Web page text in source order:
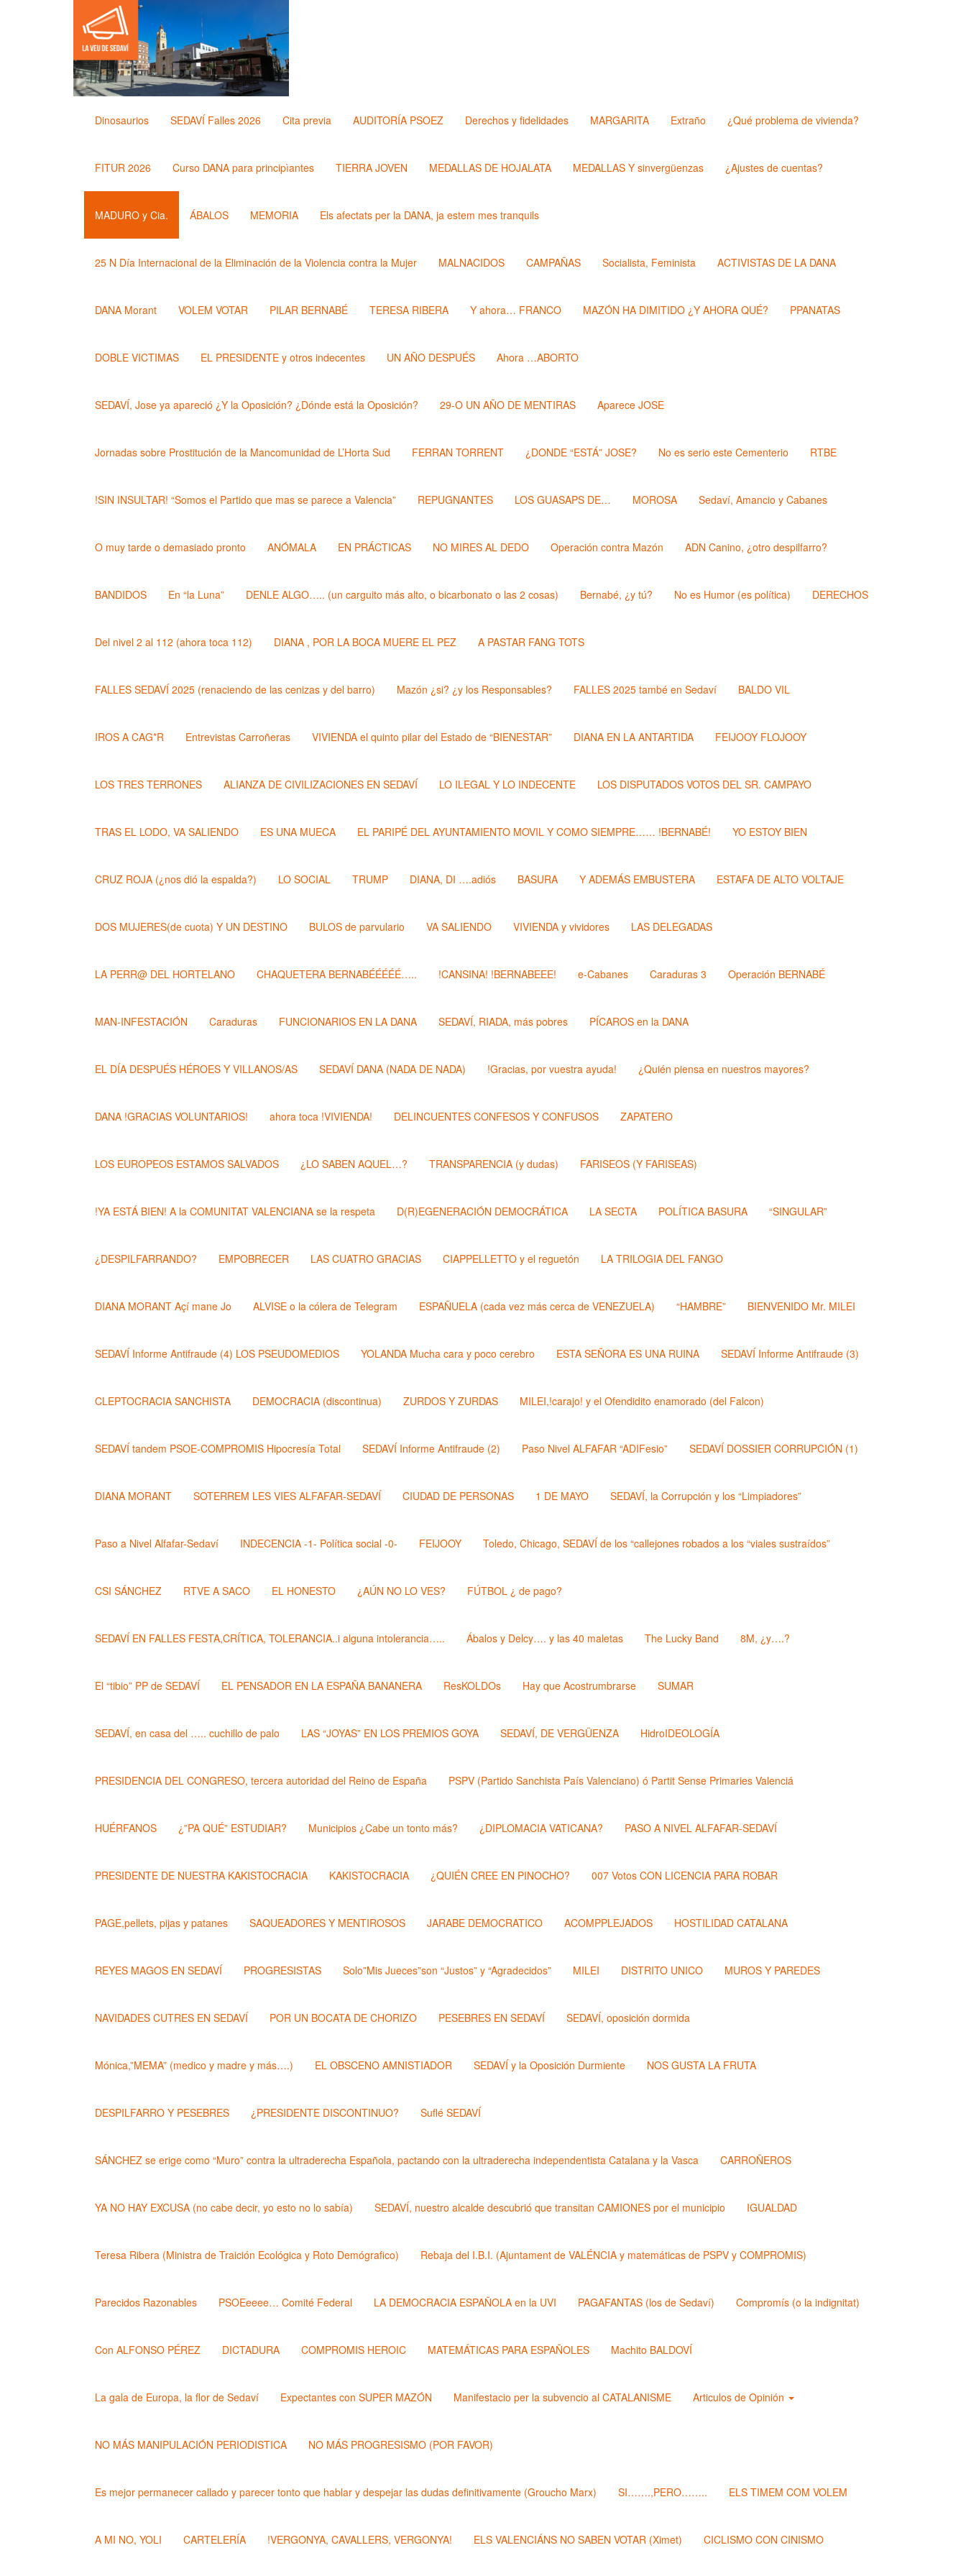
Dinosaurios SEDAVÍ Falles 2026 Cita previa AUDITORÍA PSOEZ Derechos y fidelidades MARGARITA Extraño ¿Qué problema de vivienda?
FITUR 2026 Curso DANA para principìantes TIERRA JOVEN MEDALLAS DE HOJALATA MEDALLAS Y sinvergüenzas ¿Ajustes de cuentas?
MADURO y Cia. ÁBALOS MEMORIA Els afectats per la DANA, ja estem mes tranquils
25 N Día Internacional de la Eliminación de la Violencia contra la Mujer MALNACIDOS CAMPAÑAS Socialista, Feminista ACTIVISTAS DE LA DANA
DANA Morant VOLEM VOTAR PILAR BERNABÉ TERESA RIBERA Y ahora… FRANCO MAZÓN HA DIMITIDO ¿Y AHORA QUÉ? PPANATAS
DOBLE VICTIMAS EL PRESIDENTE y otros indecentes UN AÑO DESPUÉS Ahora …ABORTO
SEDAVÍ, Jose ya apareció ¿Y la Oposición? ¿Dónde está la Oposición? 29-O UN AÑO DE MENTIRAS Aparece JOSE
Jornadas sobre Prostitución de la Mancomunidad de L’Horta Sud FERRAN TORRENT ¿DONDE “ESTÁ” JOSE? No es serio este Cementerio RTBE
!SIN INSULTAR! “Somos el Partido que mas se parece a Valencia” REPUGNANTES LOS GUASAPS DE… MOROSA Sedaví, Amancio y Cabanes
O muy tarde o demasiado pronto ANÓMALA EN PRÁCTICAS NO MIRES AL DEDO Operación contra Mazón ADN Canino, ¿otro despilfarro?
BANDIDOS En “la Luna” DENLE ALGO….. (un carguito más alto, o bicarbonato o las 2 cosas) Bernabé, ¿y tú? No es Humor (es política) DERECHOS
Del nivel 2 al 112 (ahora toca 112) DIANA , POR LA BOCA MUERE EL PEZ A PASTAR FANG TOTS
FALLES SEDAVÍ 2025 (renaciendo de las cenizas y del barro) Mazón ¿si? ¿y los Responsables? FALLES 2025 també en Sedaví BALDO VIL
IROS A CAG*R Entrevistas Carroñeras VIVIENDA el quinto pilar del Estado de “BIENESTAR” DIANA EN LA ANTARTIDA FEIJOOY FLOJOOY
LOS TRES TERRONES ALIANZA DE CIVILIZACIONES EN SEDAVÍ LO ILEGAL Y LO INDECENTE LOS DISPUTADOS VOTOS DEL SR. CAMPAYO
TRAS EL LODO, VA SALIENDO ES UNA MUECA EL PARIPÉ DEL AYUNTAMIENTO MOVIL Y COMO SIEMPRE…… !BERNABÉ! YO ESTOY BIEN
CRUZ ROJA (¿nos dió la espalda?) LO SOCIAL TRUMP DIANA, DI ….adiós BASURA Y ADEMÁS EMBUSTERA ESTAFA DE ALTO VOLTAJE
DOS MUJERES(de cuota) Y UN DESTINO BULOS de parvulario VA SALIENDO VIVIENDA y vividores LAS DELEGADAS
LA PERR@ DEL HORTELANO CHAQUETERA BERNABÉÉÉÉÉ….. !CANSINA! !BERNABEEE! e-Cabanes Caraduras 3 Operación BERNABÉ
MAN-INFESTACIÓN Caraduras FUNCIONARIOS EN LA DANA SEDAVÍ, RIADA, más pobres PÍCAROS en la DANA
EL DÍA DESPUÉS HÉROES Y VILLANOS/AS SEDAVÍ DANA (NADA DE NADA) !Gracias, por vuestra ayuda! ¿Quién piensa en nuestros mayores?
DANA !GRACIAS VOLUNTARIOS! ahora toca !VIVIENDA! DELINCUENTES CONFESOS Y CONFUSOS ZAPATERO
LOS EUROPEOS ESTAMOS SALVADOS ¿LO SABEN AQUEL…? TRANSPARENCIA (y dudas) FARISEOS (Y FARISEAS)
!YA ESTÁ BIEN! A la COMUNITAT VALENCIANA se la respeta D(R)EGENERACIÓN DEMOCRÁTICA LA SECTA POLÍTICA BASURA “SINGULAR”
¿DESPILFARRANDO? EMPOBRECER LAS CUATRO GRACIAS CIAPPELLETTO y el reguetón LA TRILOGIA DEL FANGO
DIANA MORANT Açí mane Jo ALVISE o la cólera de Telegram ESPAÑUELA (cada vez más cerca de VENEZUELA) “HAMBRE” BIENVENIDO Mr. MILEI
SEDAVÍ Informe Antifraude (4) LOS PSEUDOMEDIOS YOLANDA Mucha cara y poco cerebro ESTA SEÑORA ES UNA RUINA SEDAVÍ Informe Antifraude (3)
CLEPTOCRACIA SANCHISTA DEMOCRACIA (discontinua) ZURDOS Y ZURDAS MILEI,!carajo! y el Ofendidito enamorado (del Falcon)
SEDAVÍ tandem PSOE-COMPROMIS Hipocresía Total SEDAVÍ Informe Antifraude (2) Paso Nivel ALFAFAR “ADIFesio” SEDAVÍ DOSSIER CORRUPCIÓN (1)
DIANA MORANT SOTERREM LES VIES ALFAFAR-SEDAVÍ CIUDAD DE PERSONAS 1 DE MAYO SEDAVÍ, la Corrupción y los “Limpiadores”
Paso a Nivel Alfafar-Sedaví INDECENCIA -1- Política social -0- FEIJOOY Toledo, Chicago, SEDAVÍ de los “callejones robados a los “viales sustraídos”
CSI SÁNCHEZ RTVE A SACO EL HONESTO ¿AÚN NO LO VES? FÚTBOL ¿ de pago?
SEDAVÍ EN FALLES FESTA,CRÍTICA, TOLERANCIA..i alguna intolerancia….. Ábalos y Delcy…. y las 40 maletas The Lucky Band 8M, ¿y….?
El “tibio” PP de SEDAVÍ EL PENSADOR EN LA ESPAÑA BANANERA ResKOLDOs Hay que Acostrumbrarse SUMAR
SEDAVÍ, en casa del ….. cuchillo de palo LAS “JOYAS” EN LOS PREMIOS GOYA SEDAVÍ, DE VERGÜENZA HidroIDEOLOGÍA
PRESIDENCIA DEL CONGRESO, tercera autoridad del Reino de España PSPV (Partido Sanchista País Valenciano) ó Partit Sense Primaries Valenciá
HUÉRFANOS ¿”PA QUÉ” ESTUDIAR? Municipios ¿Cabe un tonto más? ¿DIPLOMACIA VATICANA? PASO A NIVEL ALFAFAR-SEDAVÍ
PRESIDENTE DE NUESTRA KAKISTOCRACIA KAKISTOCRACIA ¿QUIÉN CREE EN PINOCHO? 007 Votos CON LICENCIA PARA ROBAR
PAGE,pellets, pijas y patanes SAQUEADORES Y MENTIROSOS JARABE DEMOCRATICO ACOMPPLEJADOS HOSTILIDAD CATALANA
REYES MAGOS EN SEDAVÍ PROGRESISTAS Solo”Mis Jueces”son “Justos” y “Agradecidos” MILEI DISTRITO UNICO MUROS Y PAREDES
NAVIDADES CUTRES EN SEDAVÍ POR UN BOCATA DE CHORIZO PESEBRES EN SEDAVÍ SEDAVÍ, oposición dormida
Mónica,”MEMA” (medico y madre y más….) EL OBSCENO AMNISTIADOR SEDAVÍ y la Oposición Durmiente NOS GUSTA LA FRUTA
DESPILFARRO Y PESEBRES ¿PRESIDENTE DISCONTINUO? Suflé SEDAVÍ
SÁNCHEZ se erige como “Muro” contra la ultraderecha Española, pactando con la ultraderecha independentista Catalana y la Vasca CARROÑEROS
YA NO HAY EXCUSA (no cabe decir, yo esto no lo sabía) SEDAVÍ, nuestro alcalde descubrió que transitan CAMIONES por el municipio IGUALDAD
Teresa Ribera (Ministra de Traición Ecológica y Roto Demógrafico) Rebaja del I.B.I. (Ajuntament de VALÉNCIA y matemáticas de PSPV y COMPROMIS)
Parecidos Razonables PSOEeeee… Comité Federal LA DEMOCRACIA ESPAÑOLA en la UVI PAGAFANTAS (los de Sedaví) Compromís (o la indignitat)
Con ALFONSO PÉREZ DICTADURA COMPROMIS HEROIC MATEMÁTICAS PARA ESPAÑOLES Machito BALDOVÍ
La gala de Europa, la flor de Sedaví Expectantes con SUPER MAZÓN Manifestacio per la subvencio al CATALANISME Articulos de Opinión
NO MÁS MANIPULACIÓN PERIODISTICA NO MÁS PROGRESISMO (POR FAVOR)
Es mejor permanecer callado y parecer tonto que hablar y despejar las dudas definitivamente (Groucho Marx) SI…….,PERO…….. ELS TIMEM COM VOLEM
A MI NO, YOLI CARTELERÍA !VERGONYA, CAVALLERS, VERGONYA! ELS VALENCIÁNS NO SABEN VOTAR (Ximet) CICLISMO CON CINISMO